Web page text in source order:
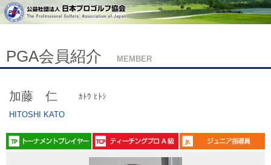
PGA会員紹介 MEMBER
加藤 仁
ｶﾄｳ ﾋﾄｼ
HITOSHI KATO